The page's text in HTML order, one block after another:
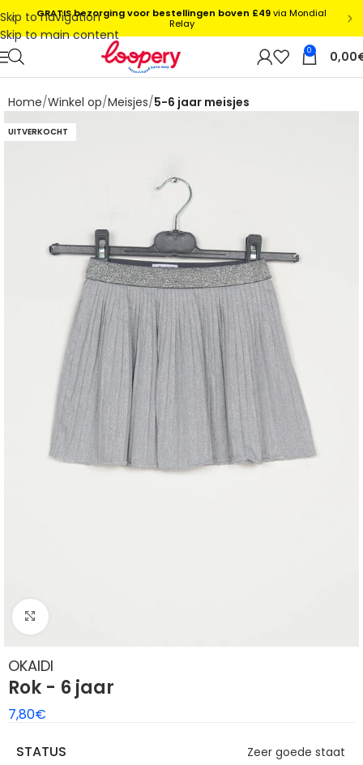
Skip to navigation
Skip to main content
0 0,00
Home Winkel op Meisjes 5-6 jaar meisjes
UITVERKOCHT
Klik om te vergroten
OKAIDI
Rok - 6 jaar
7,80€
STATUS
Zeer goede staat